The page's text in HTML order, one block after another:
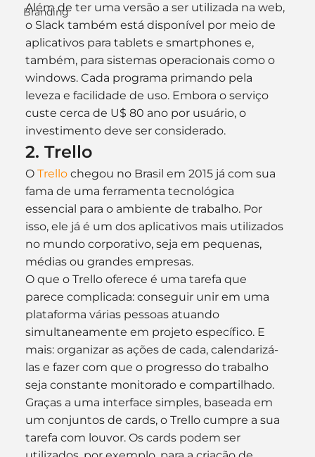
Branding
Além de ter uma versão a ser utilizada na web,
o Slack também está disponível por meio de
aplicativos para tablets e smartphones e,
também, para sistemas operacionais como o
windows. Cada programa primando pela
leveza e facilidade de uso. Embora o serviço
custe cerca de U$ 80 ano por usuário, o
investimento deve ser considerado.
2. Trello
O Trello chegou no Brasil em 2015 já com sua
fama de uma ferramenta tecnológica
essencial para o ambiente de trabalho. Por
isso, ele já é um dos aplicativos mais utilizados
no mundo corporativo, seja em pequenas,
médias ou grandes empresas.
O que o Trello oferece é uma tarefa que
parece complicada: conseguir unir em uma
plataforma várias pessoas atuando
simultaneamente em projeto específico. E
mais: organizar as ações de cada, calendarizá-
las e fazer com que o progresso do trabalho
seja constante monitorado e compartilhado.
Graças a uma interface simples, baseada em
um conjuntos de cards, o Trello cumpre a sua
tarefa com louvor. Os cards podem ser